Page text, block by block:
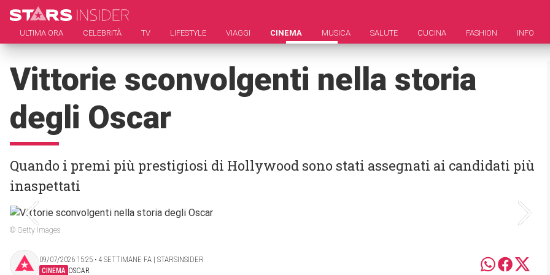
ULTIMA ORA CELEBRITÀ TV LIFESTYLE VIAGGI CINEMA MUSICA SALUTE CUCINA FASHION INFO
Vittorie sconvolgenti nella storia
degli Oscar
Quando i premi più prestigiosi di Hollywood sono stati assegnati ai candidati più
inaspettati
© Getty Images
09/07/2026 15:25 ‧ 4 SETTIMANE FA | STARSINSIDER
CINEMA OSCAR